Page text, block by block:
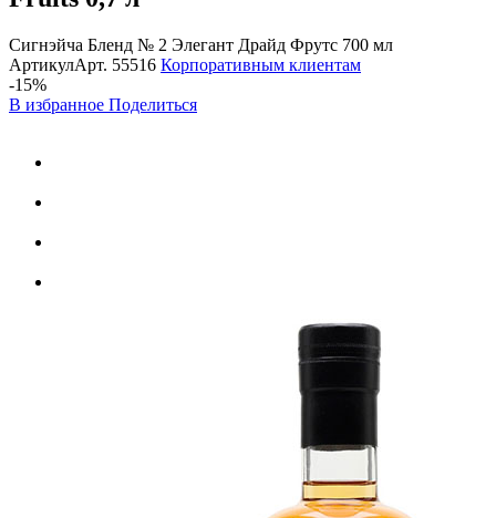
Сигнэйча Бленд № 2 Элегант Драйд Фрутс 700 мл
АртикулАрт. 55516 Корпоративным клиентам
-15%
В избранное Поделиться